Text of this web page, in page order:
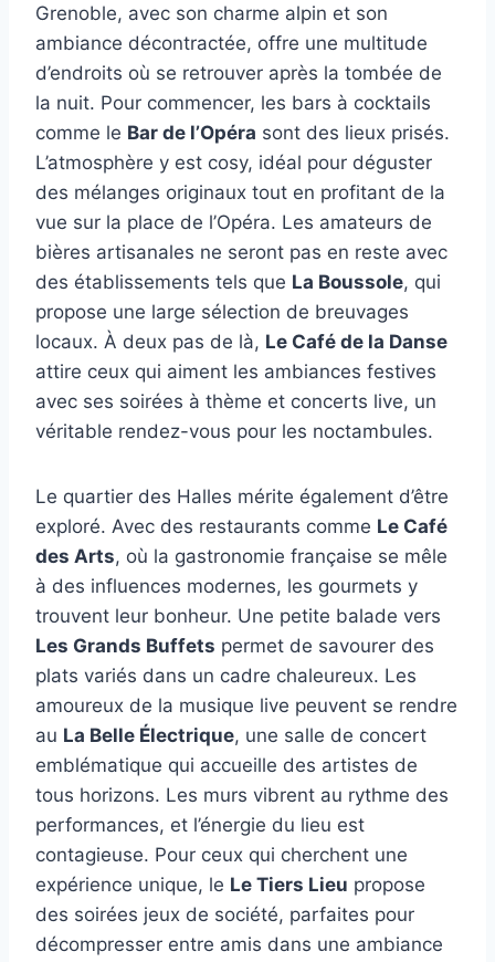
Grenoble, avec son charme alpin et son
ambiance décontractée, offre une multitude
d’endroits où se retrouver après la tombée de
la nuit. Pour commencer, les bars à cocktails
comme le Bar de l’Opéra sont des lieux prisés.
L’atmosphère y est cosy, idéal pour déguster
des mélanges originaux tout en profitant de la
vue sur la place de l’Opéra. Les amateurs de
bières artisanales ne seront pas en reste avec
des établissements tels que La Boussole, qui
propose une large sélection de breuvages
locaux. À deux pas de là, Le Café de la Danse
attire ceux qui aiment les ambiances festives
avec ses soirées à thème et concerts live, un
véritable rendez-vous pour les noctambules.
Le quartier des Halles mérite également d’être
exploré. Avec des restaurants comme Le Café
des Arts, où la gastronomie française se mêle
à des influences modernes, les gourmets y
trouvent leur bonheur. Une petite balade vers
Les Grands Buffets permet de savourer des
plats variés dans un cadre chaleureux. Les
amoureux de la musique live peuvent se rendre
au La Belle Électrique, une salle de concert
emblématique qui accueille des artistes de
tous horizons. Les murs vibrent au rythme des
performances, et l’énergie du lieu est
contagieuse. Pour ceux qui cherchent une
expérience unique, le Le Tiers Lieu propose
des soirées jeux de société, parfaites pour
décompresser entre amis dans une ambiance